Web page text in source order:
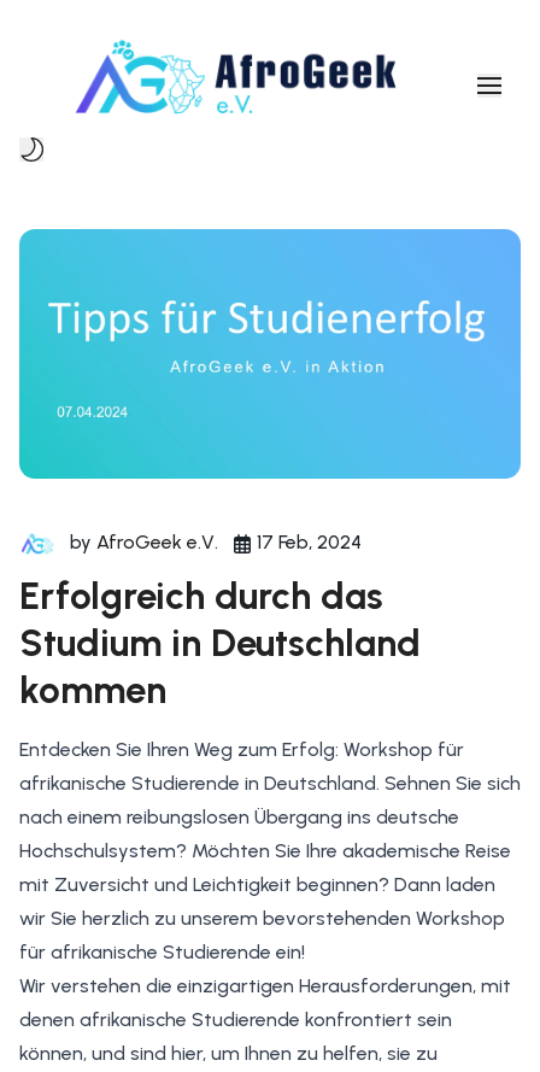
Mitgliedschaft
Blog
by AfroGeek e.V. 17 Feb, 2024
Erfolgreich durch das
Studium in Deutschland
kommen
Entdecken Sie Ihren Weg zum Erfolg: Workshop für
afrikanische Studierende in Deutschland. Sehnen Sie sich
nach einem reibungslosen Übergang ins deutsche
Hochschulsystem? Möchten Sie Ihre akademische Reise
mit Zuversicht und Leichtigkeit beginnen? Dann laden
wir Sie herzlich zu unserem bevorstehenden Workshop
für afrikanische Studierende ein!
Wir verstehen die einzigartigen Herausforderungen, mit
denen afrikanische Studierende konfrontiert sein
können, und sind hier, um Ihnen zu helfen, sie zu